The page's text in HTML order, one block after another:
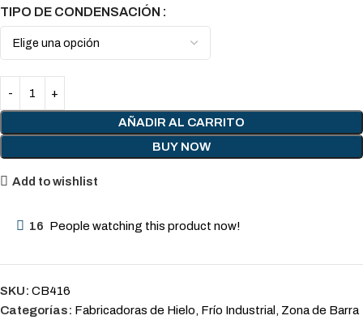
TIPO DE CONDENSACIÓN
AÑADIR AL CARRITO
BUY NOW
Add to wishlist
16 People watching this product now!
SKU: CB416
Categorías: Fabricadoras de Hielo, Frío Industrial , Zona de Barra